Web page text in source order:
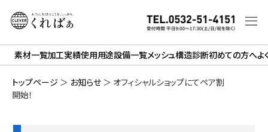
素材一覧加工実績使用用途設備一覧メッシュ構造診断初めての方へよ
トップページ ＞ お知らせ ＞ オフィシャルショップにてペア割
開始！